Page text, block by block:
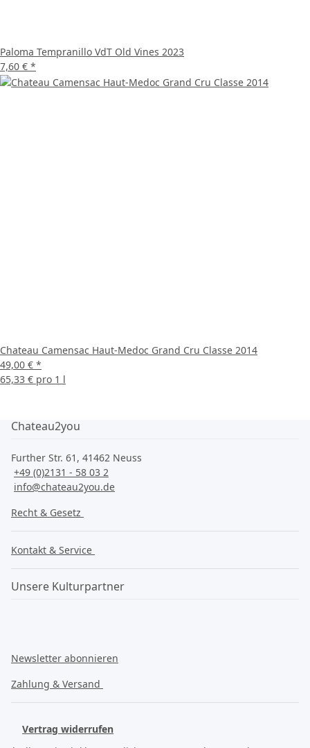
Paloma Tempranillo VdT Old Vines 2023
7,60 € *
Chateau Camensac Haut-Medoc Grand Cru Classe 2014
49,00 € *
65,33 € pro 1 l
Chateau2you
Further Str. 61, 41462 Neuss
+49 (0)2131 - 58 03 2
info@chateau2you.de
Recht & Gesetz
Kontakt & Service
Unsere Kulturpartner
Newsletter abonnieren
Zahlung & Versand
Vertrag widerrufen